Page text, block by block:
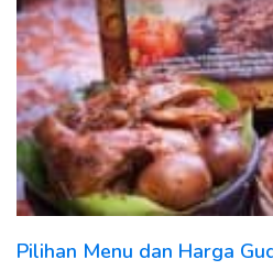
Pilihan Menu dan Harga